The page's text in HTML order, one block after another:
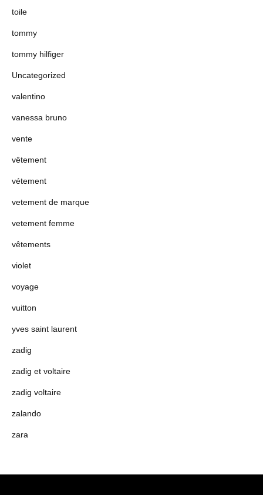
toile
tommy
tommy hilfiger
Uncategorized
valentino
vanessa bruno
vente
vêtement
vétement
vetement de marque
vetement femme
vêtements
violet
voyage
vuitton
yves saint laurent
zadig
zadig et voltaire
zadig voltaire
zalando
zara